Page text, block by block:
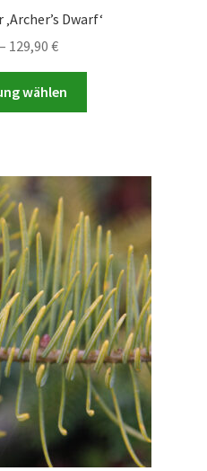
Dwarf‘
– 129,90 €Preisspanne:
84,90 €
bis
129,90 €
wählen
Varianten
Die
Optionen
können
auf
der
Produktseite
gewählt
werden